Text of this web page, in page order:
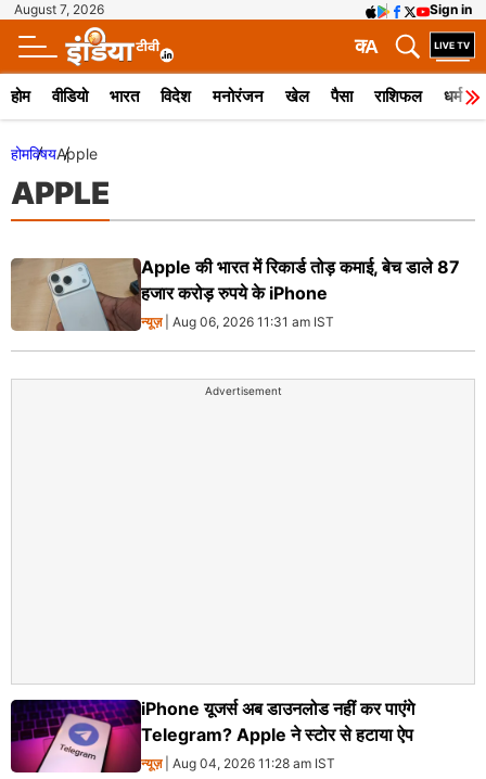
August 7, 2026 Sign in
A
क
होम वीडियो भारत विदेश मनोरंजन खेल पैसा राशिफल धर्म
होमविषयApple
APPLE
Apple की भारत में रिकार्ड तोड़ कमाई, बेच डाले 87
हजार करोड़ रुपये के iPhone
न्यूज़| Aug 06, 2026 11:31 am IST
Advertisement
iPhone यूजर्स अब डाउनलोड नहीं कर पाएंगे
Telegram? Apple ने स्टोर से हटाया ऐप
न्यूज़| Aug 04, 2026 11:28 am IST